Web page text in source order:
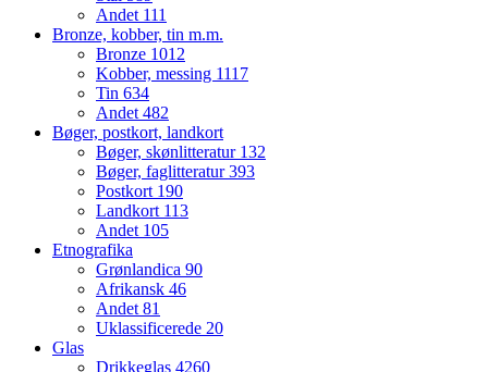
Andet 111
Bronze, kobber, tin m.m.
Bronze 1012
Kobber, messing 1117
Tin 634
Andet482
Bøger, postkort, landkort
Bøger, skønlitteratur 132
Bøger, faglitteratur393
Postkort 190
Landkort 113
Andet 105
Etnografika
Grønlandica 90
Afrikansk 46
Andet81
Uklassificerede 20
Glas
Drikkeglas 4260